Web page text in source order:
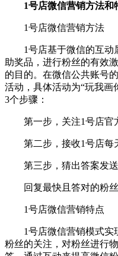
1号店微信营销方法和
1号店微信营销方法
1号店基于微信的互动
助奖品，进行粉丝的有效
的目的。在微信公共账号
活动，具体活动为“玩我画
3个步骤：
第一步，关注1号店官
第二步，接收1号店每
第三步，猜出答案发送
回复最快且答对的粉丝
1号店微信营销特点
1号店微信营销模式实现
粉丝的关注，对粉丝进行